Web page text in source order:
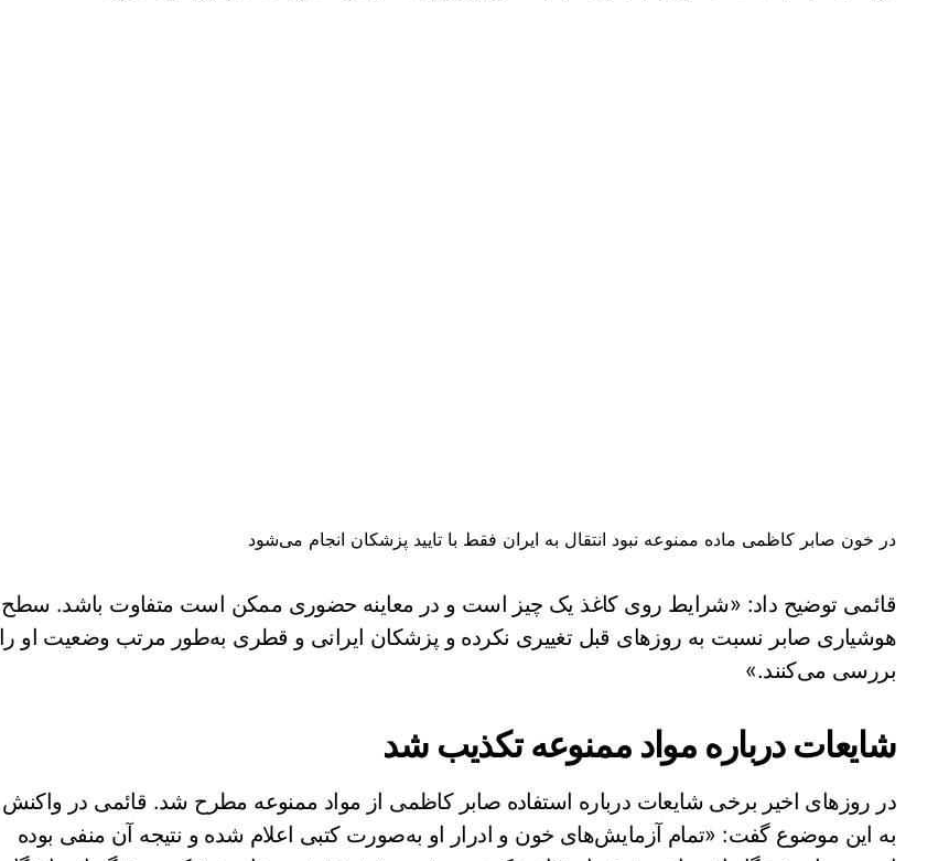
در خون صابر کاظمی ماده ممنوعه‌ نبود انتقال به ایران فقط با تایید پزشکان انجام می‌شود
قائمی توضیح داد: «شرایط روی کاغذ یک چیز است و در معاینه حضوری ممکن است متفاوت باشد. سطح
هوشیاری صابر نسبت به روزهای قبل تغییری نکرده و پزشکان ایرانی و قطری به‌طور مرتب وضعیت او را
بررسی می‌کنند.»
شایعات درباره مواد ممنوعه تکذیب شد
در روزهای اخیر برخی شایعات درباره استفاده صابر کاظمی از مواد ممنوعه مطرح شد. قائمی در واکنش
به این موضوع گفت: «تمام آزمایش‌های خون و ادرار او به‌صورت کتبی اعلام شده و نتیجه آن منفی بوده